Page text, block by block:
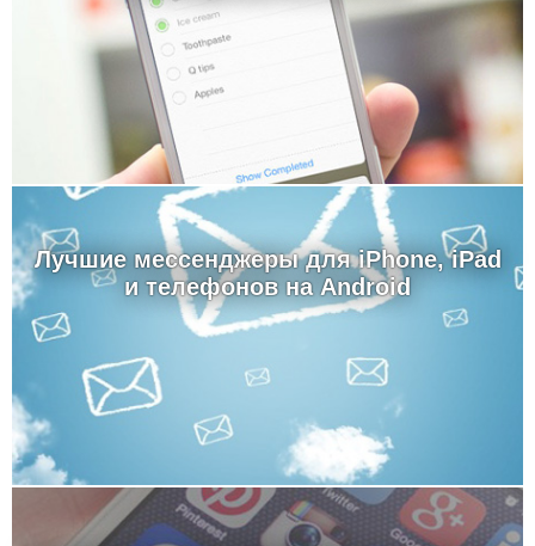
Лучшие мессенджеры для iPhone, iPad
и телефонов на Android